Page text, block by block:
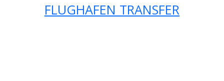
FLUGHAFEN TRANSFER